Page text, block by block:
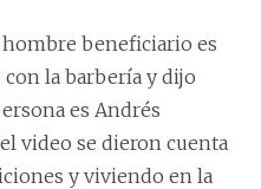
beneficiario es
la barbería y dijo
es Andrés
video se dieron cuenta
y viviendo en la